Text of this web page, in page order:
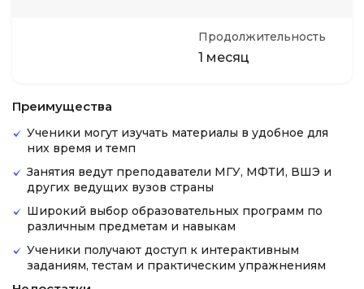
Продолжительность
1 месяц
Преимущества
Ученики могут изучать материалы в удобное для
них время и темп
Занятия ведут преподаватели МГУ, МФТИ, ВШЭ и
других ведущих вузов страны
Широкий выбор образовательных программ по
различным предметам и навыкам
Ученики получают доступ к интерактивным
заданиям, тестам и практическим упражнениям